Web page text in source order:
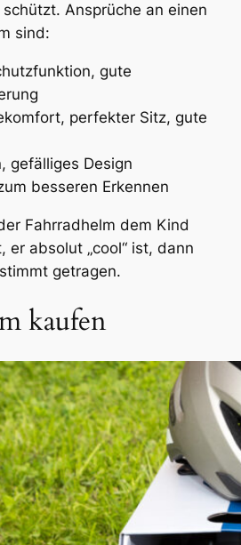
Ansprüche an einen
sind:
gute
perfekter Sitz, gute
gefälliges Design
besseren Erkennen
Fahrradhelm dem Kind
er absolut „cool“ ist, dann
getragen.
kaufen